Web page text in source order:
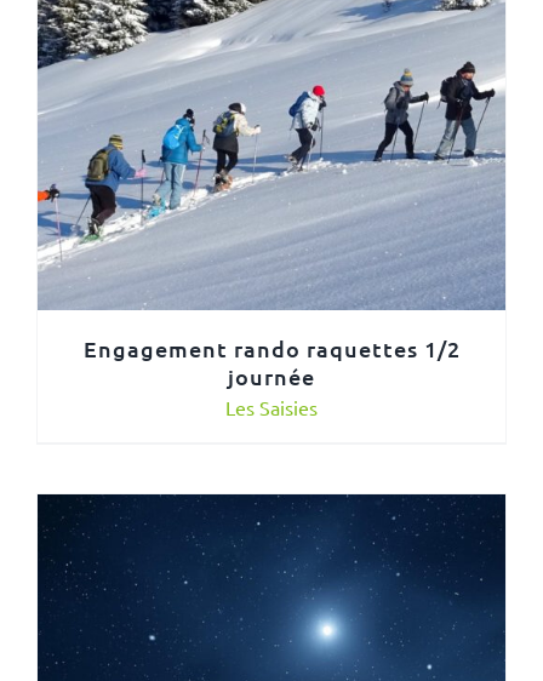
Engagement rando raquettes 1/2
journée
Les Saisies